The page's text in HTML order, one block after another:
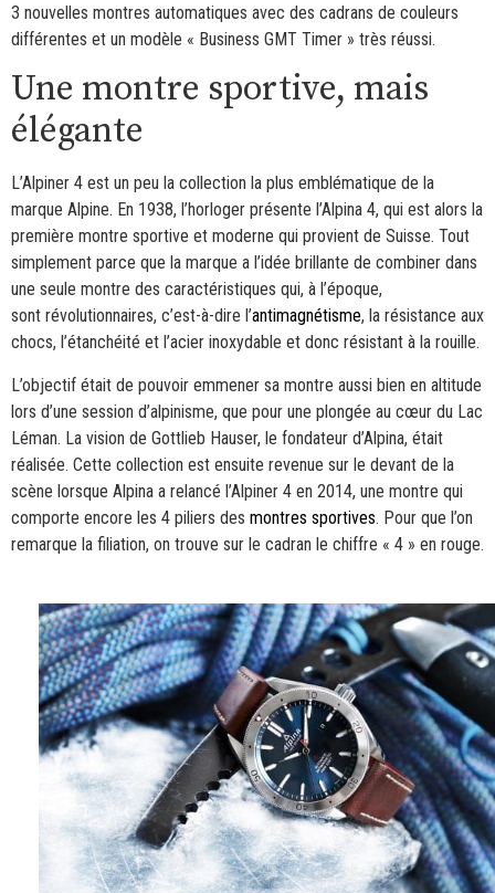
3 nouvelles montres automatiques avec des cadrans de couleurs
différentes et un modèle « Business GMT Timer » très réussi.
Une montre sportive, mais
élégante
L’Alpiner 4 est un peu la collection la plus emblématique de la
marque Alpine. En 1938, l’horloger présente l’Alpina 4, qui est alors la
première montre sportive et moderne qui provient de Suisse. Tout
simplement parce que la marque a l’idée brillante de combiner dans
une seule montre des caractéristiques qui, à l’époque,
sont révolutionnaires, c’est-à-dire l’antimagnétisme, la résistance aux
chocs, l’étanchéité et l’acier inoxydable et donc résistant à la rouille.
L’objectif était de pouvoir emmener sa montre aussi bien en altitude
lors d’une session d’alpinisme, que pour une plongée au cœur du Lac
Léman. La vision de Gottlieb Hauser, le fondateur d’Alpina, était
réalisée. Cette collection est ensuite revenue sur le devant de la
scène lorsque Alpina a relancé l’Alpiner 4 en 2014, une montre qui
comporte encore les 4 piliers des montres sportives. Pour que l’on
remarque la filiation, on trouve sur le cadran le chiffre « 4 » en rouge.